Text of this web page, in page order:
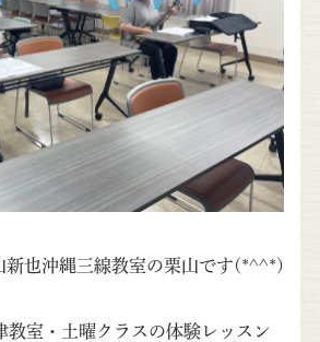
新也沖縄三線教室の栗山です(*^^*)
教室・土曜クラスの体験レッスン